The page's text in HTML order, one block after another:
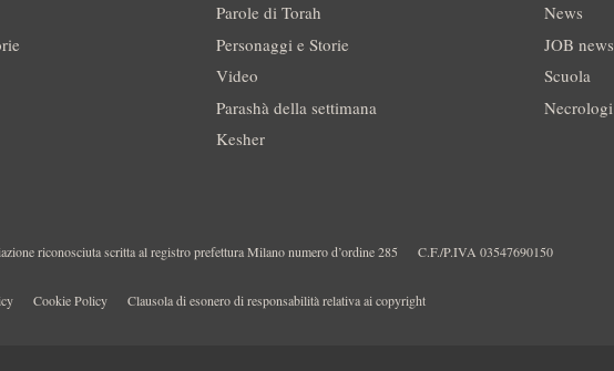
Parole di Torah
Personaggi e Storie
Video
Parashà della settimana
Kesher
News
JOB news
Scuola
Necrologi
riconosciuta scritta al registro prefettura Milano numero d’ordine 285 C.F./P.IVA 03547690150
Cookie Policy Clausola di esonero di responsabilità relativa ai copyright